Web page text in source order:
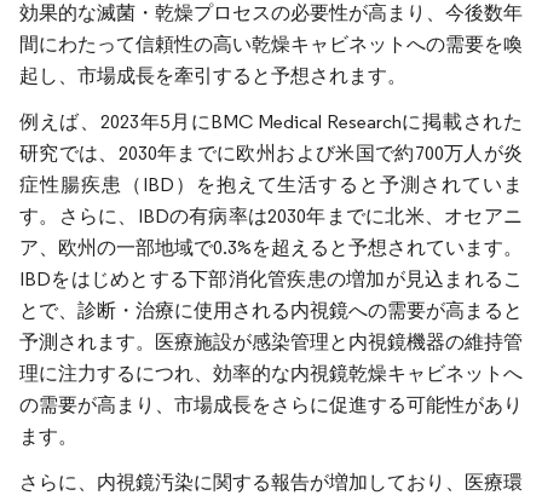
効果的な滅菌・乾燥プロセスの必要性が高まり、今後数年
間にわたって信頼性の高い乾燥キャビネットへの需要を喚
起し、市場成長を牽引すると予想されます。
例えば、2023年5月にBMC Medical Researchに掲載された
研究では、2030年までに欧州および米国で約700万人が炎
症性腸疾患（IBD）を抱えて生活すると予測されていま
す。さらに、IBDの有病率は2030年までに北米、オセアニ
ア、欧州の一部地域で0.3%を超えると予想されています。
IBDをはじめとする下部消化管疾患の増加が見込まれるこ
とで、診断・治療に使用される内視鏡への需要が高まると
予測されます。医療施設が感染管理と内視鏡機器の維持管
理に注力するにつれ、効率的な内視鏡乾燥キャビネットへ
の需要が高まり、市場成長をさらに促進する可能性があり
ます。
さらに、内視鏡汚染に関する報告が増加しており、医療環